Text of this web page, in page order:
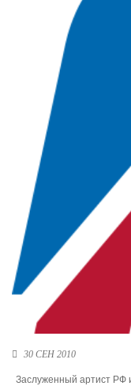
Республика Крым (1)
Республика Татарстан (2)
Ростовская область (2)
Самарская область (1)
Санкт-Петербург и ЛО (3)
Саратовская область (1)
Свердловская область (5)
Северная Осетия (2)
Смоленская область (1)
Ставропольский край (5)
Томская область (1)
Тульская область (1)
Тюменская область (3)
Хакасия (1)
Ханты-Мансийский
Челябинская область (2)
Ямало-Ненецкий
Ярославская область (1)
30 СЕН 2010
Заслуженный артист РФ